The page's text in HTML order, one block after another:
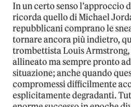
In un certo senso l’approccio
ricorda quello di Michael
repubblicani comprano le
tornare ancora più indietro,
trombettista Louis
allineato ma sempre pronto
situazione; anche quando
compromessi difficilmente
esplicitamente degradanti.